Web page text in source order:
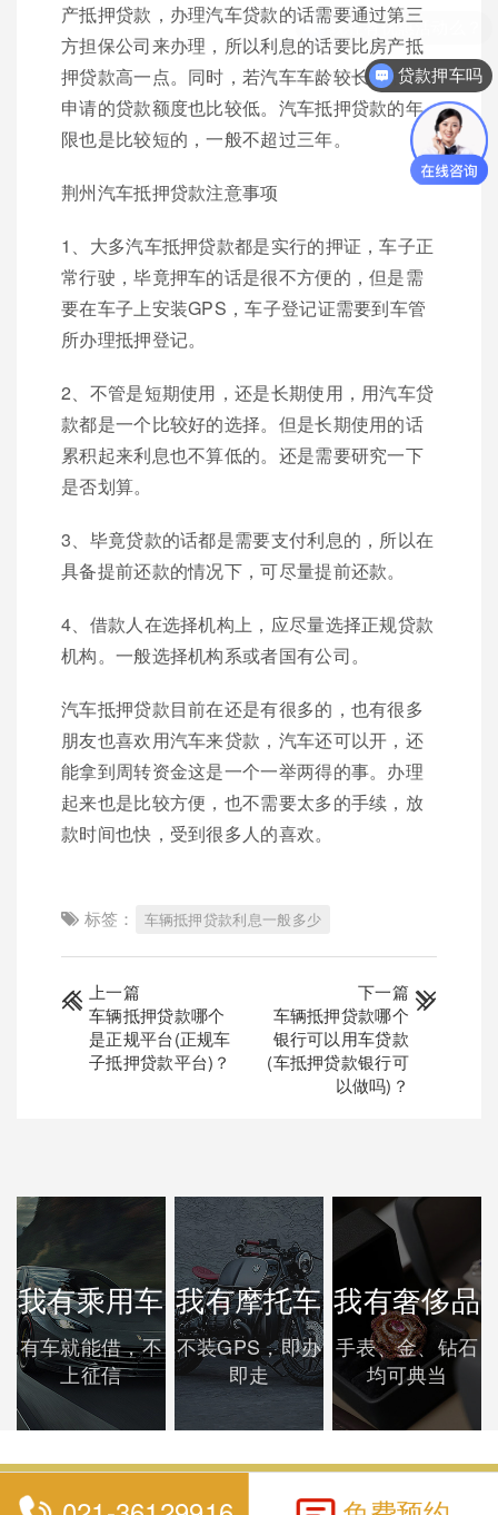
产抵押贷款，办理汽车贷款的话需要通过第三
方担保公司来办理，所以利息的话要比房产抵
押贷款高一点。同时，若汽车车龄较长的话，
申请的贷款额度也比较低。汽车抵押贷款的年
限也是比较短的，一般不超过三年。
荆州汽车抵押贷款注意事项
1、大多汽车抵押贷款都是实行的押证，车子正
常行驶，毕竟押车的话是很不方便的，但是需
要在车子上安装GPS，车子登记证需要到车管
所办理抵押登记。
2、不管是短期使用，还是长期使用，用汽车贷
款都是一个比较好的选择。但是长期使用的话
累积起来利息也不算低的。还是需要研究一下
是否划算。
3、毕竟贷款的话都是需要支付利息的，所以在
具备提前还款的情况下，可尽量提前还款。
4、借款人在选择机构上，应尽量选择正规贷款
机构。一般选择机构系或者国有公司。
汽车抵押贷款目前在还是有很多的，也有很多
朋友也喜欢用汽车来贷款，汽车还可以开，还
能拿到周转资金这是一个一举两得的事。办理
起来也是比较方便，也不需要太多的手续，放
款时间也快，受到很多人的喜欢。
标签： 车辆抵押贷款利息一般多少
上一篇
车辆抵押贷款哪个
是正规平台(正规车
子抵押贷款平台)？
下一篇
车辆抵押贷款哪个
银行可以用车贷款
(车抵押贷款银行可
以做吗)？
我有乘用车
有车就能借，不
上征信
我有摩托车
不装GPS，即办
即走
我有奢侈品
手表、金、钻石
均可典当
上海泰优汇典当有限公司
贷款押车吗